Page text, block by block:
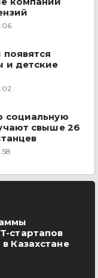
и детские
социальную
свыше 26
стартапов
Казахстане